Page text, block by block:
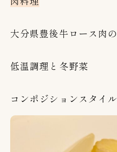
大分県豊後牛ロース肉の
低温調理と冬野菜
コンポジションスタイル